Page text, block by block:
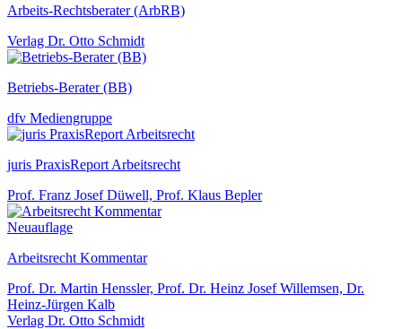
Arbeits-Rechtsberater (ArbRB)
Verlag Dr. Otto Schmidt
Betriebs-Berater (BB)
dfv Mediengruppe
juris PraxisReport Arbeitsrecht
Prof. Franz Josef Düwell, Prof. Klaus Bepler
Neuauflage
Arbeitsrecht Kommentar
Prof. Dr. Martin Henssler, Prof. Dr. Heinz Josef Willemsen, Dr.
Heinz-Jürgen Kalb
Verlag Dr. Otto Schmidt